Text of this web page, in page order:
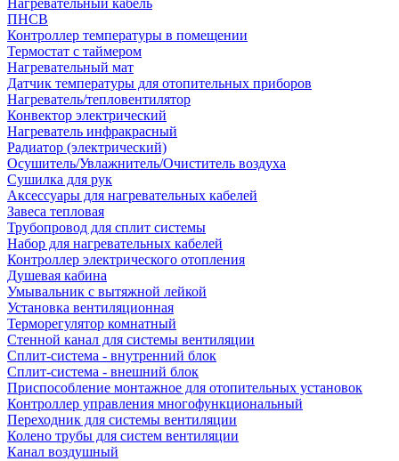
Нагревательный кабель
ПНСВ
Контроллер температуры в помещении
Термостат с таймером
Нагревательный мат
Датчик температуры для отопительных приборов
Нагреватель/тепловентилятор
Конвектор электрический
Нагреватель инфракрасный
Радиатор (электрический)
Осушитель/Увлажнитель/Очиститель воздуха
Сушилка для рук
Аксессуары для нагревательных кабелей
Завеса тепловая
Трубопровод для сплит системы
Набор для нагревательных кабелей
Контроллер электрического отопления
Душевая кабина
Умывальник с вытяжной лейкой
Установка вентиляционная
Терморегулятор комнатный
Стенной канал для системы вентиляции
Сплит-система - внутренний блок
Сплит-система - внешний блок
Приспособление монтажное для отопительных установок
Контроллер управления многофункциональный
Переходник для системы вентиляции
Колено трубы для систем вентиляции
Канал воздушный